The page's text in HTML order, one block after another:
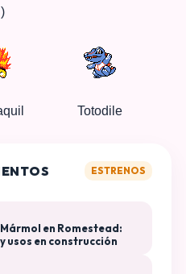
Totodile
ESTRENOS
en Romestead:
usos en construcción